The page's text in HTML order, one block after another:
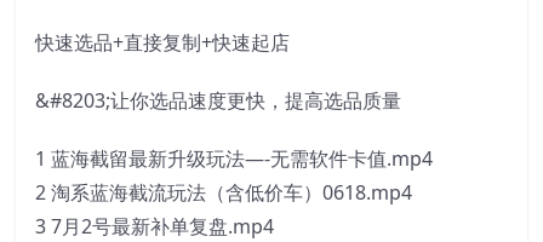
快速选品+直接复制+快速起店
&#8203;让你选品速度更快，提高选品质量
1 蓝海截留最新升级玩法—-无需软件卡值.mp4
2 淘系蓝海截流玩法（含低价车）0618.mp4
3 7月2号最新补单复盘.mp4